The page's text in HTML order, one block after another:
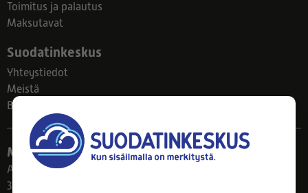
Toimitus ja palautus
Maksutavat
Suodatinkeskus
Yhteystiedot
Meistä
Blogi
Myymälä
Ahlmanintie 61
33800 Tampere